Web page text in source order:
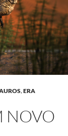
,ERA
NOVO